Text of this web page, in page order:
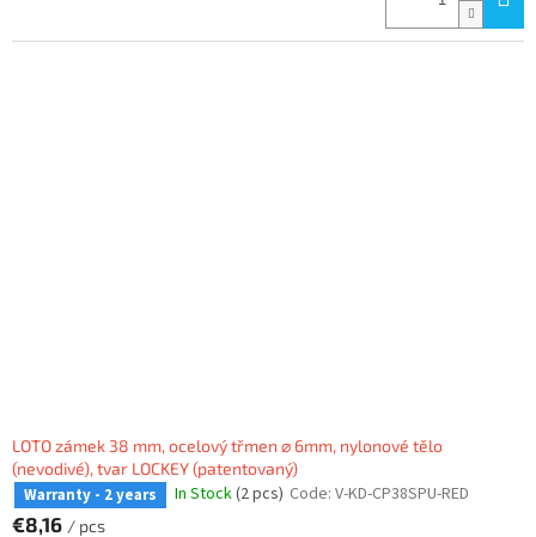
LOTO zámek 38 mm, ocelový třmen ⌀ 6mm, nylonové tělo
(nevodivé), tvar LOCKEY (patentovaný)
Warranty - 2 years In Stock(2 pcs) Code: V-KD-CP38SPU-RED
€8,16 / pcs